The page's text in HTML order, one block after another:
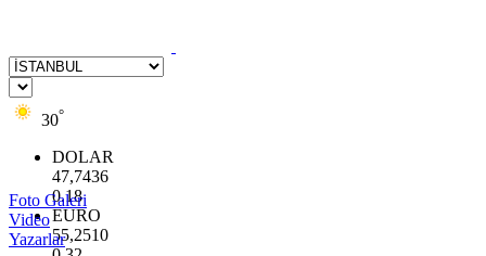
30°
DOLAR
47,7436
0.18
EURO
55,2510
Foto Galeri
Video
Yazarlar